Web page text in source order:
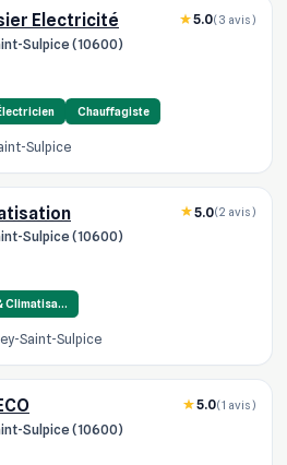
Electricité
Sulpice (10600)
5.0(3 avis)
Chauffagiste
Sulpice
Sulpice (10600)
5.0(2 avis)
Climatisa…
Saint-Sulpice
Sulpice (10600)
5.0(1 avis)